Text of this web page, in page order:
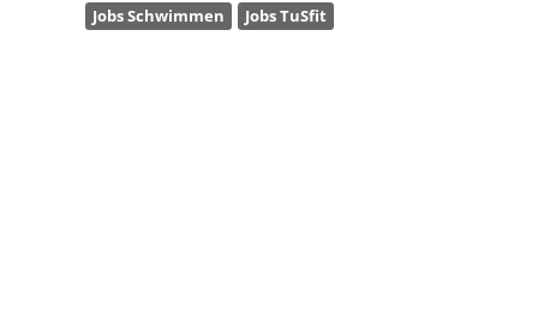
Jobs Schwimmen
Jobs TuSfit